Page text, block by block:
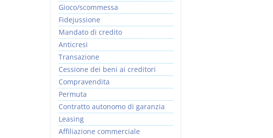
Gioco/scommessa
Fidejussione
Mandato di credito
Anticresi
Transazione
Cessione dei beni ai creditori
Compravendita
Permuta
Contratto autonomo di garanzia
Leasing
Affiliazione commerciale